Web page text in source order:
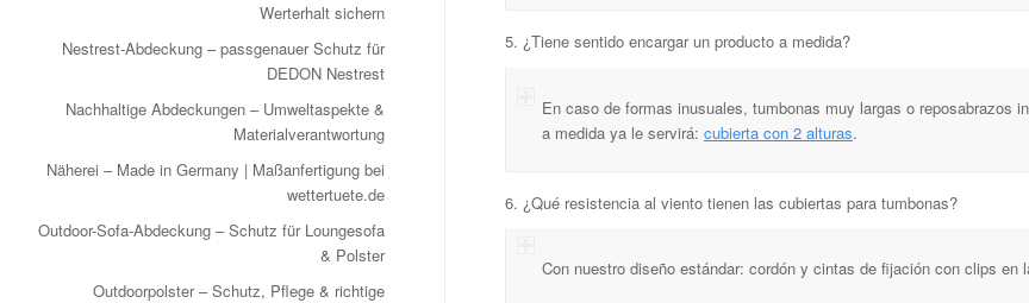
5. ¿Tiene sentido encargar un producto a medida?
En caso de formas inusuales, tumbonas muy largas o reposabrazos
a medida ya le servirá: cubierta con 2 alturas.
6. ¿Qué resistencia al viento tienen las cubiertas para tumbonas?
Con nuestro diseño estándar: cordón y cintas de fijación con clips
Werterhalt sichern
Nestrest-Abdeckung – passgenauer Schutz für
DEDON Nestrest
Nachhaltige Abdeckungen – Umweltaspekte &
Materialverantwortung
Näherei – Made in Germany | Maßanfertigung bei
wettertuete.de
Outdoor-Sofa-Abdeckung – Schutz für Loungesofa
& Polster
Outdoorpolster – Schutz, Pflege & richtige